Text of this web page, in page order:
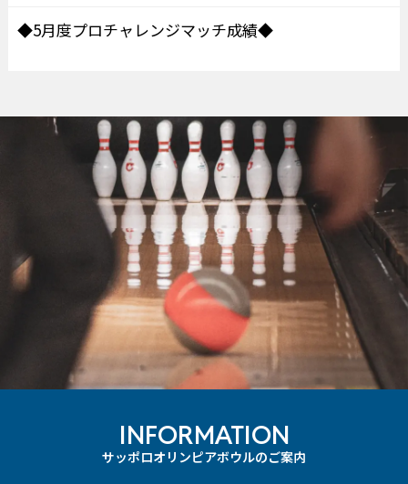
◆5月度プロチャレンジマッチ成績◆
INFORMATION
サッポロオリンピアボウルのご案内